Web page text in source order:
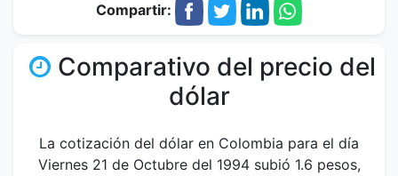
Compartir:
Comparativo del precio del
dólar
La cotización del dólar en Colombia para el día
Viernes 21 de Octubre del 1994 subió 1.6 pesos,